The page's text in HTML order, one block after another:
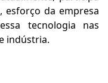
esforço da empresa
tecnologia nas
indústria.